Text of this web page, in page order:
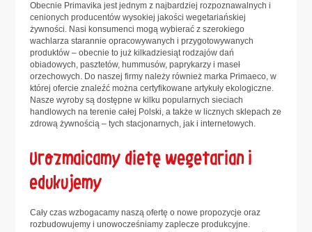
Obecnie Primavika jest jednym z najbardziej rozpoznawalnych i
cenionych producentów wysokiej jakości wegetariańskiej
żywności. Nasi konsumenci mogą wybierać z szerokiego
wachlarza starannie opracowywanych i przygotowywanych
produktów – obecnie to już kilkadziesiąt rodzajów dań
obiadowych, pasztetów, hummusów, paprykarzy i maseł
orzechowych. Do naszej firmy należy również marka Primaeco, w
której ofercie znaleźć można certyfikowane artykuły ekologiczne.
Nasze wyroby są dostępne w kilku popularnych sieciach
handlowych na terenie całej Polski, a także w licznych sklepach ze
zdrową żywnością – tych stacjonarnych, jak i internetowych.
Urozmaicamy dietę wegetarian i
edukujemy
Cały czas wzbogacamy naszą ofertę o nowe propozycje oraz
rozbudowujemy i unowocześniamy zaplecze produkcyjne.